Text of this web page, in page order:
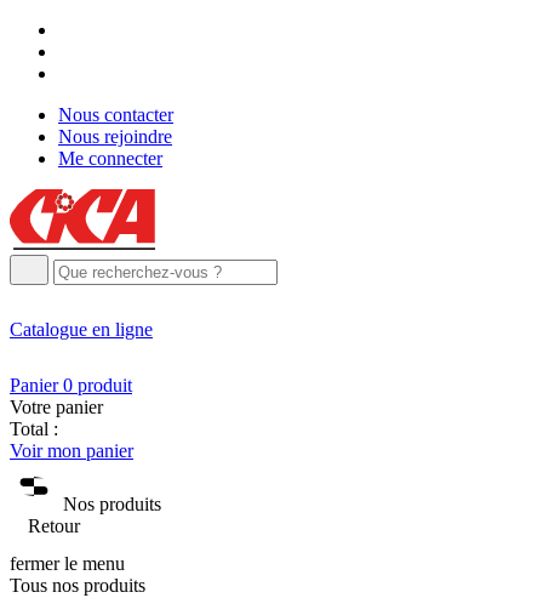
Nous contacter
Nous rejoindre
Me connecter
Catalogue en ligne
Panier 0 produit
Votre panier
Total :
Voir mon panier
Nos produits
Retour
fermer le menu
Tous nos produits